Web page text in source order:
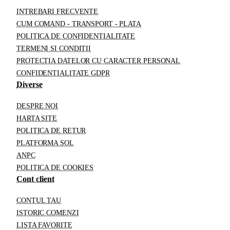
INTREBARI FRECVENTE
CUM COMAND - TRANSPORT - PLATA
POLITICA DE CONFIDENTIALITATE
TERMENI SI CONDITII
PROTECTIA DATELOR CU CARACTER PERSONAL
CONFIDENTIALITATE GDPR
Diverse
DESPRE NOI
HARTA SITE
POLITICA DE RETUR
PLATFORMA SOL
ANPC
POLITICA DE COOKIES
Cont client
CONTUL TAU
ISTORIC COMENZI
LISTA FAVORITE